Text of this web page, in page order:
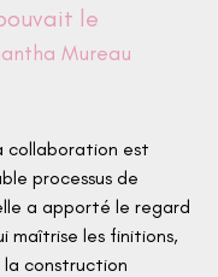
le
Mureau
collaboration est
processus de
a apporté le regard
maîtrise les finitions,
construction